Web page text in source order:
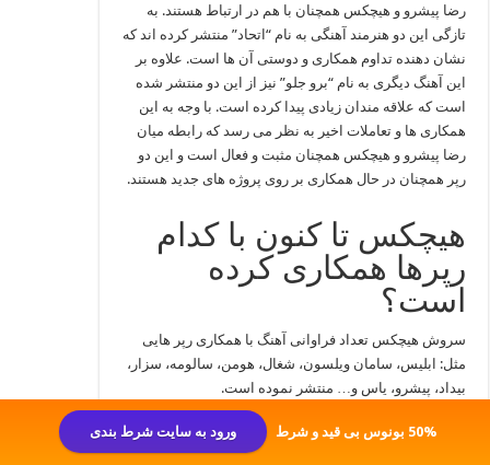
رضا پیشرو و هیچکس همچنان با هم در ارتباط هستند. به
تازگی این دو هنرمند آهنگی به نام “اتحاد” منتشر کرده‌ اند که
نشان‌ دهنده تداوم همکاری و دوستی آن‌ ها است. علاوه بر
این آهنگ دیگری به نام “برو جلو” نیز از این دو منتشر شده
است که علاقه‌ مندان زیادی پیدا کرده است. با وجه به این
همکاری‌ ها و تعاملات اخیر به نظر می‌ رسد که رابطه میان
رضا پیشرو و هیچکس همچنان مثبت و فعال است و این دو
رپر همچنان در حال همکاری بر روی پروژه‌ های جدید هستند.
هیچکس تا کنون با کدام
رپرها همکاری کرده
است؟
سروش هیچکس تعداد فراوانی آهنگ با همکاری رپر هایی
مثل: ابلیس، سامان ویلسون، شغال، هومن، سالومه، سزار،
بیداد، پیشرو، یاس و… منتشر نموده است.
50% بونوس بی قید و شرط ورود به سایت شرط بندی